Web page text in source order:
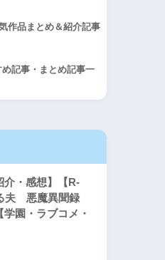
作品まとめ＆紹介記事
め記事・まとめ記事一
介・感想】【R-
夫 悪魔異聞録
学園・ラブコメ・